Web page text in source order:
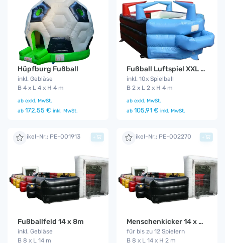
Hüpfburg Fußball
inkl. Gebläse
B 4 x L 4 x H 4 m
ab exkl. MwSt.
ab 172,55 € inkl. MwSt.
Fußball Luftspiel XXL 10x Bälle
inkl. 10x Spielball
B 2 x L 2 x H 4 m
ab exkl. MwSt.
ab 105,91 € inkl. MwSt.
Artikel-Nr.: PE-001913
Fußballfeld 14 x 8m
inkl. Gebläse
B 8 x L 14 m
+ Artikel-Nr.: PE-002270
Menschenkicker 14 x 8 m
für bis zu 12 Spielern
B 8 x L 14 x H 2 m
+